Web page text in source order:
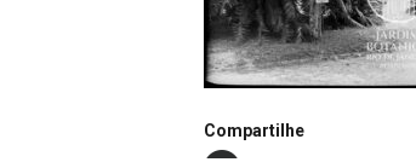
Compartilhe